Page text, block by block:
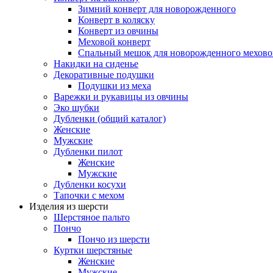
Зимний конверт для новорожденного
Конверт в коляску
Конверт из овчины
Меховой конверт
Спальный мешок для новорожденного
Накидки на сиденье
Декоративные подушки
Подушки из меха
Варежки и рукавицы из овчины
Эко шубки
Дубленки (общий каталог)
Женские
Мужские
Дубленки пилот
Женские
Мужские
Дубленки косухи
Тапочки с мехом
Изделия из шерсти
Шерстяное пальто
Пончо
Пончо из шерсти
Куртки шерстяные
Женские